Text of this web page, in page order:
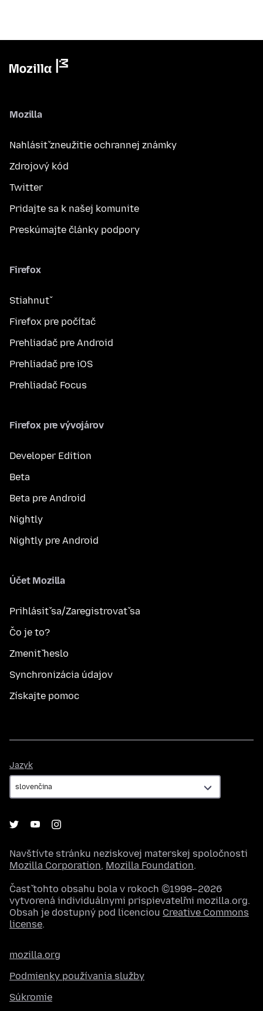
Mozilla
Nahlásiť zneužitie ochrannej známky
Zdrojový kód
Twitter
Pridajte sa k našej komunite
Preskúmajte články podpory
Firefox
Stiahnuť
Firefox pre počítač
Prehliadač pre Android
Prehliadač pre iOS
Prehliadač Focus
Firefox pre vývojárov
Developer Edition
Beta
Beta pre Android
Nightly
Nightly pre Android
Účet Mozilla
Prihlásiť sa/Zaregistrovať sa
Čo je to?
Zmeniť heslo
Synchronizácia údajov
Získajte pomoc
Jazyk
Navštívte stránku neziskovej materskej spoločnosti
Mozilla Corporation, Mozilla Foundation.
Časť tohto obsahu bola v rokoch ©1998–2026
vytvorená individuálnymi prispievateľmi mozilla.org.
Obsah je dostupný pod licenciou Creative Commons
license.
mozilla.org
Podmienky používania služby
Súkromie